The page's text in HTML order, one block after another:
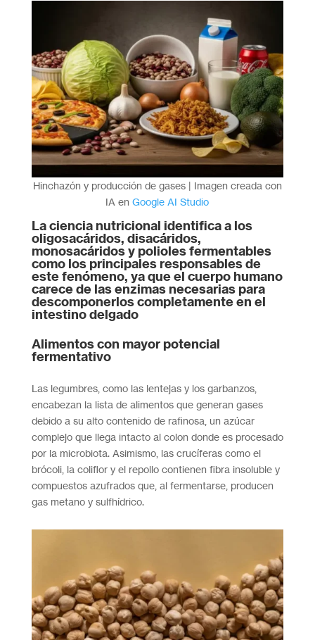
Hinchazón y producción de gases | Imagen creada con
IA enGoogle AI Studio
La ciencia nutricional identifica a los
oligosacáridos, disacáridos,
monosacáridos y polioles fermentables
como los principales responsables de
este fenómeno, ya que el cuerpo humano
carece de las enzimas necesarias para
descomponerlos completamente en el
intestino delgado
Alimentos con mayor potencial
fermentativo
Las legumbres, como las lentejas y los garbanzos,
encabezan la lista de alimentos que generan gases
debido a su alto contenido de rafinosa, un azúcar
complejo que llega intacto al colon donde es procesado
por la microbiota. Asimismo, las crucíferas como el
brócoli, la coliflor y el repollo contienen fibra insoluble y
compuestos azufrados que, al fermentarse, producen
gas metano y sulfhídrico.